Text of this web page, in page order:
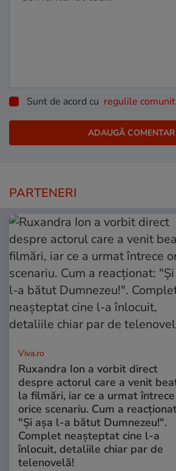
Sunt de acord cu regulile
PARTENERI
Viva.ro
Ruxandra Ion a vorbit direct
despre actorul care a venit
la filmări, iar ce a urmat întrece
orice scenariu. Cum a
"Și așa l-a bătut Dumnezeu!".
Complet neașteptat cine l-a
înlocuit, detaliile chiar par de
telenovelă!